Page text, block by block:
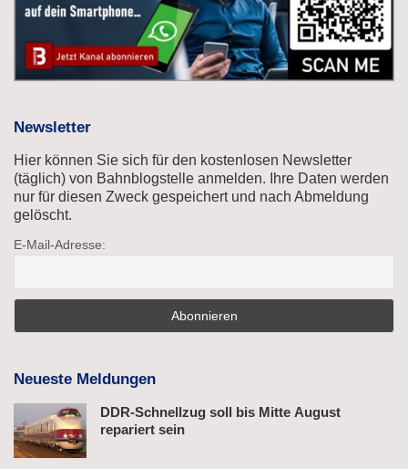
Newsletter
Hier können Sie sich für den kostenlosen Newsletter
(täglich) von Bahnblogstelle anmelden. Ihre Daten werden
nur für diesen Zweck gespeichert und nach Abmeldung
gelöscht.
E-Mail-Adresse:
Neueste Meldungen
DDR-Schnellzug soll bis Mitte August
repariert sein